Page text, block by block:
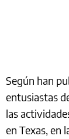
Según han
entusiastas
las
en Texas, en